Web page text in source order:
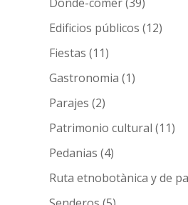
Edificios públicos (12)
Fiestas (11)
Gastronomia (1)
Parajes (2)
Patrimonio cultural (11)
Pedanias (4)
Ruta etnobotànica y de